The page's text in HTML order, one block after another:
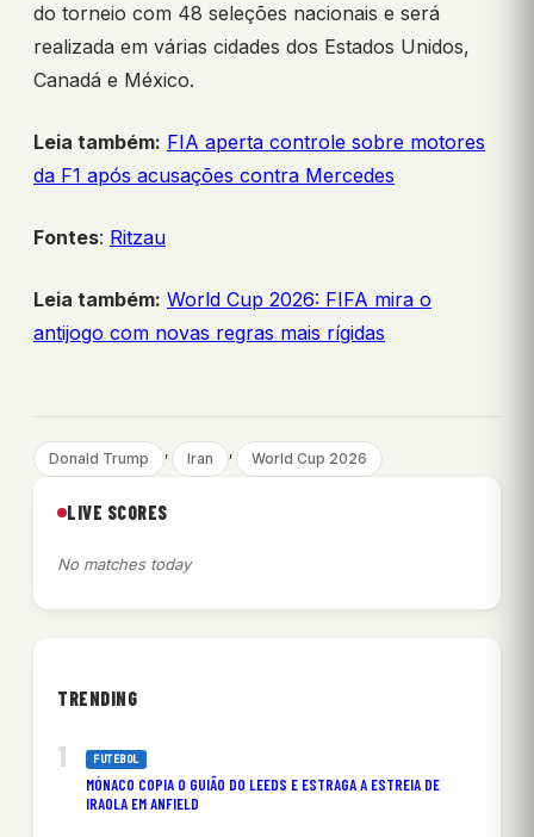
do torneio com 48 seleções nacionais e será
realizada em várias cidades dos Estados Unidos,
Canadá e México.
Leia também: FIA aperta controle sobre motores
da F1 após acusações contra Mercedes
Fontes: Ritzau
Leia também: World Cup 2026: FIFA mira o
antijogo com novas regras mais rígidas
Donald Trump , Iran , World Cup 2026
LIVE SCORES
No matches today
TRENDING
FUTEBOL
MÓNACO COPIA O GUIÃO DO LEEDS E ESTRAGA A ESTREIA DE
IRAOLA EM ANFIELD